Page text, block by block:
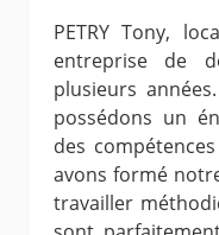
PETRY Tony,
entreprise de
plusieurs
possédons un
des
avons formé
travailler